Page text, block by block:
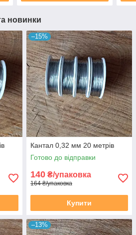
новинки
–15%
Кантал 0,32 мм 20 метрів
Готово до відправки
140 ₴/упаковка
164 ₴/упаковка
Купити
–13%